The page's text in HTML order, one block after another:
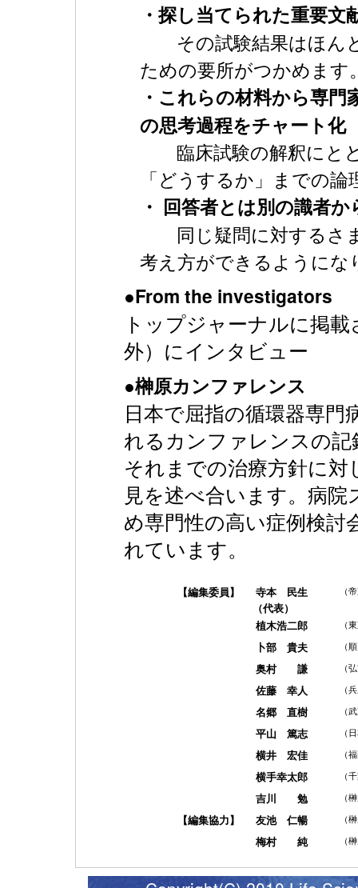
・探し当てられた重要
その試験結果はほん
ための要所がつかめます
・これらの材料から専
の思考過程をチャート化
臨床試験の解釈にと
「どうするか」までの
・ 回答者とは別の識者
同じ疑問に対するさ
考え方ができるようにな
●From the investigators
トップジャーナルに掲
外）にインタビュー
●榊原カンファレンス
日本で屈指の循環器専門
れるカンファレンスの
それまでの治療方針に
見を述べ合います。病
め専門性の高い症例検
れています。
【編集委員】
寺本 民生
（代表）
（
植木浩二郎 （
卜部 貴夫 （
奥村 謙 （
佐藤 幸人 （
名郷 直樹 （
平山 篤志 （
横井 宏佳 （
横手幸太郎 （
吉川 勉 （
【編集協力】 友池 仁暢 （
梅村 純 （